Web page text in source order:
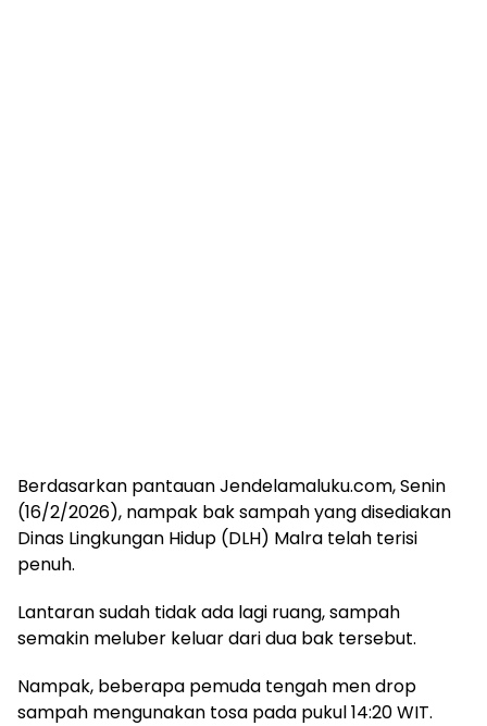
Berdasarkan pantauan Jendelamaluku.com, Senin
(16/2/2026), nampak bak sampah yang disediakan
Dinas Lingkungan Hidup (DLH) Malra telah terisi
penuh.
Lantaran sudah tidak ada lagi ruang, sampah
semakin meluber keluar dari dua bak tersebut.
Nampak, beberapa pemuda tengah men drop
sampah mengunakan tosa pada pukul 14:20 WIT.